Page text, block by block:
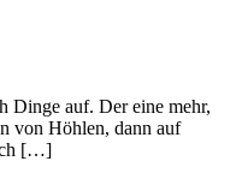
Dinge auf. Der eine mehr,
von Höhlen, dann auf
[…]